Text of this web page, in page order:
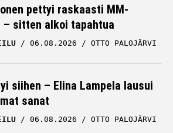
pettyi raskaasti MM-
– sitten alkoi tapahtua
06.08.2026 OTTO PALOJÄRVI
siihen – Elina Lampela lausui
sanat
06.08.2026 OTTO PALOJÄRVI